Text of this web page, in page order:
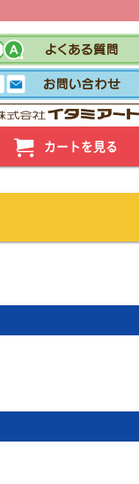
カートを見る